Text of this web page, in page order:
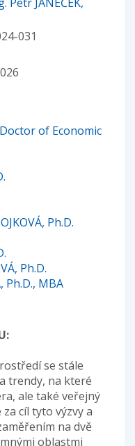
031
of Economic
Ph.D.
Ph.D.
Ph.D., MBA
se stále
trendy, na které
ale také veřejný
cíl tyto výzvy a
na dvě
oblastmi